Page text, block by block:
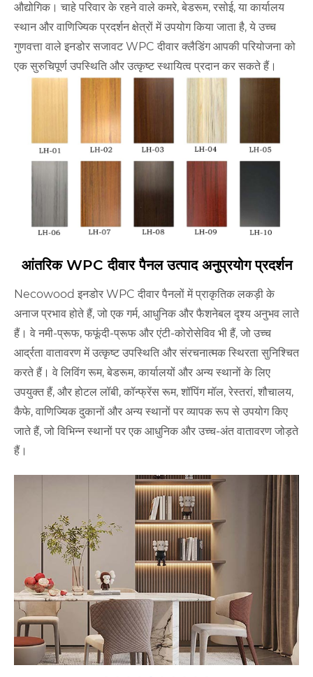
औद्योगिक। चाहे परिवार के रहने वाले कमरे, बेडरूम, रसोई, या कार्यालय
स्थान और वाणिज्यिक प्रदर्शन क्षेत्रों में उपयोग किया जाता है, ये उच्च
गुणवत्ता वाले इनडोर सजावट WPC दीवार क्लैडिंग आपकी परियोजना को
एक सुरुचिपूर्ण उपस्थिति और उत्कृष्ट स्थायित्व प्रदान कर सकते हैं।
आंतरिक WPC दीवार पैनल उत्पाद अनुप्रयोग प्रदर्शन
Necowood इनडोर WPC दीवार पैनलों में प्राकृतिक लकड़ी के
अनाज प्रभाव होते हैं, जो एक गर्म, आधुनिक और फैशनेबल दृश्य अनुभव लाते
हैं। वे नमी-प्रूफ, फफूंदी-प्रूफ और एंटी-कोरोसेविव भी हैं, जो उच्च
आर्द्रता वातावरण में उत्कृष्ट उपस्थिति और संरचनात्मक स्थिरता सुनिश्चित
करते हैं। वे लिविंग रूम, बेडरूम, कार्यालयों और अन्य स्थानों के लिए
उपयुक्त हैं, और होटल लॉबी, कॉन्फ्रेंस रूम, शॉपिंग मॉल, रेस्तरां, शौचालय,
कैफे, वाणिज्यिक दुकानों और अन्य स्थानों पर व्यापक रूप से उपयोग किए
जाते हैं, जो विभिन्न स्थानों पर एक आधुनिक और उच्च-अंत वातावरण जोड़ते
हैं।